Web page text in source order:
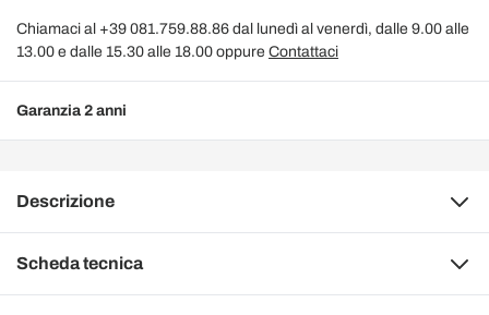
Chiamaci al +39 081.759.88.86 dal lunedì al venerdì, dalle 9.00 alle
13.00 e dalle 15.30 alle 18.00 oppure Contattaci
Garanzia 2 anni
Descrizione
Scheda tecnica